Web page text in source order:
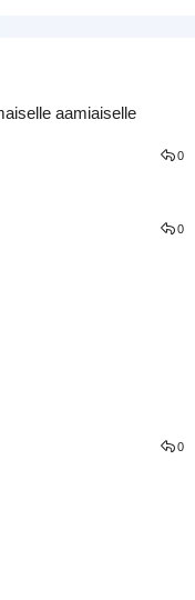
aamiaiselle
0
0
0